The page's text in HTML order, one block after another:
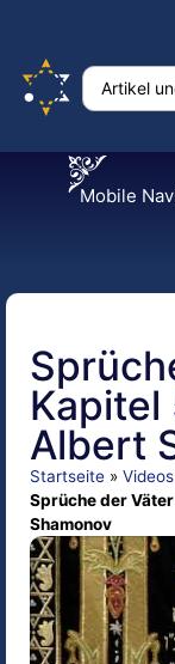
Mobile
Kapitel
Albert
Startseite » Videos
Sprüche der
Shamonov